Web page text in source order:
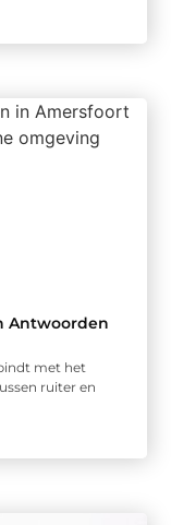
Antwoorden
met het
ruiter en